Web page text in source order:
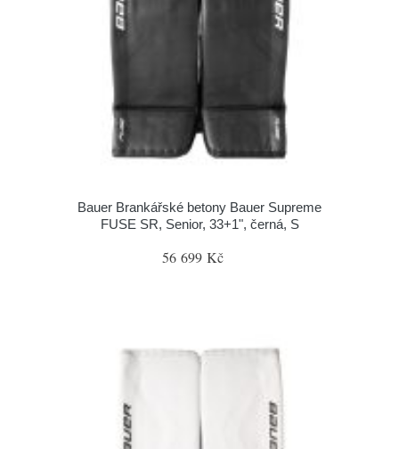
Bauer Brankářské betony Bauer Supreme
FUSE SR, Senior, 33+1", černá, S
56 699 Kč